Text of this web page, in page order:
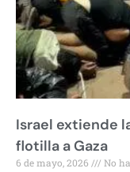
Israel extiende
flotilla a Gaza
6 de mayo, 2026 No